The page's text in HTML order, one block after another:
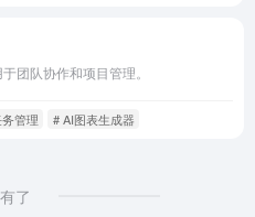
团队协作和项目管理。
管理 # AI图表生成器
了